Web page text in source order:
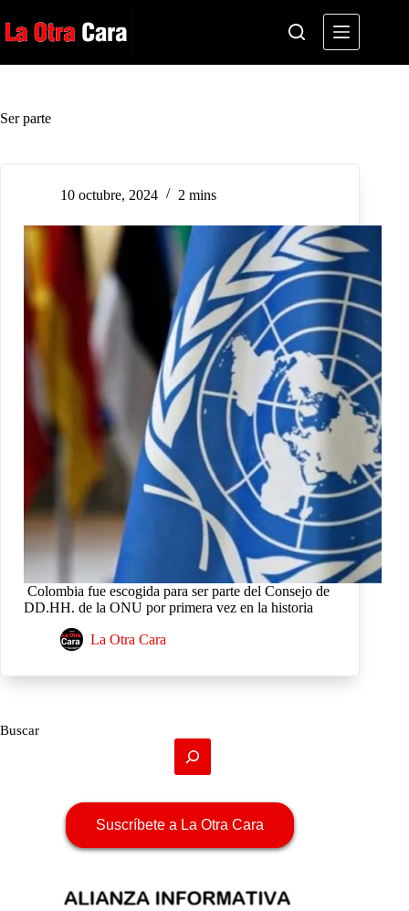
al
contenido
Ser parte
10 octubre, 2024 2 mins
Colombia fue escogida para ser parte del Consejo de
DD.HH. de la ONU por primera vez en la historia
La Otra Cara
Buscar
Suscríbete a La Otra Cara